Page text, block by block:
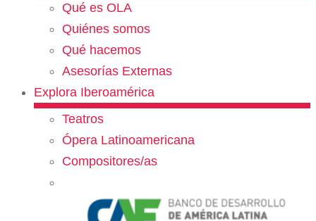
Qué es OLA
Quiénes somos
Qué hacemos
Asesorías Externas
Explora Iberoamérica
Teatros
Ópera Latinoamericana
Compositores/as